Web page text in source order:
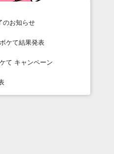
のお知らせ
ケて結果発表
て キャンペーン